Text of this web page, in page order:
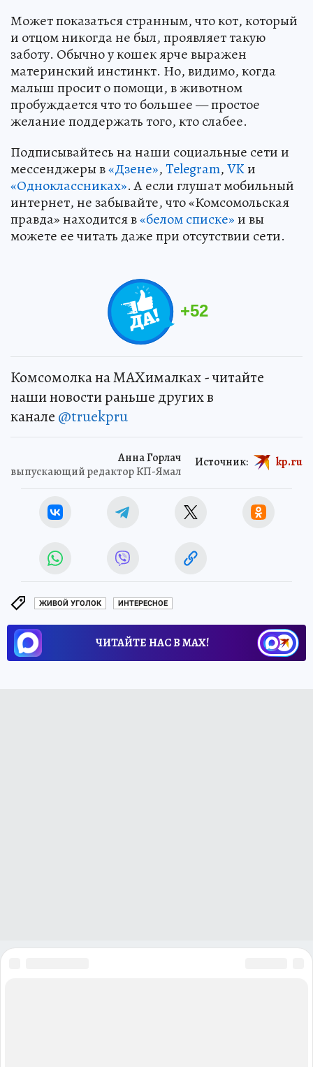
Может показаться странным, что кот, который
и отцом никогда не был, проявляет такую
заботу. Обычно у кошек ярче выражен
материнский инстинкт. Но, видимо, когда
малыш просит о помощи, в животном
пробуждается что то большее — простое
желание поддержать того, кто слабее.
Подписывайтесь на наши социальные сети и
мессенджеры в«Дзене»,Telegram,VKи
«Одноклассниках». А если глушат мобильный
интернет, не забывайте, что «Комсомольская
правда» находится в«белом списке»и вы
можете ее читать даже при отсутствии сети.
+52
Комсомолка на MAXималках - читайте
наши новости раньше других в
канале @truekpru
Анна Горлач
выпускающий редактор КП-Ямал
Источник: kp.ru
ЖИВОЙ УГОЛОК ИНТЕРЕСНОЕ
ЧИТАЙТЕ НАС В МАХ!